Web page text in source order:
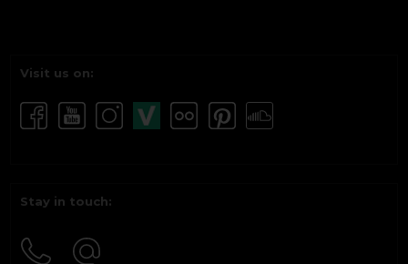
Visit us on:
Stay in touch: